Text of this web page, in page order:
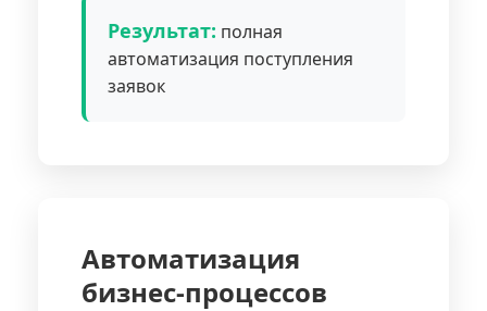
Результат: полная
автоматизация поступления
заявок
Автоматизация
бизнес-процессов